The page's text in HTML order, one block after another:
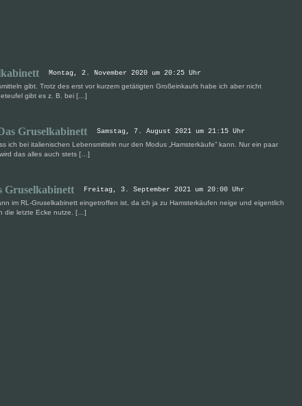
Montag, 2. November 2020 um 20:25 Uhr
gibt. Trotz des erst vor kurzem getätigten Großeinkaufs habe ich aber nicht
gibt es z. B. bei […]
Gruselkabinett
Samstag, 7. August 2021 um 21:15 Uhr
ich bei italienischen Lebensmitteln nur den Modus „Hamsterkäufe” kann. Nur ein paar
das alles auch stets […]
Gruselkabinett
Freitag, 3. September 2021 um 20:00 Uhr
im RL-Gruselkabinett eingetroffen ist, da ich ja zu Hamsterkäufen neige und eigentlich
die letzte Ecke nutze. […]